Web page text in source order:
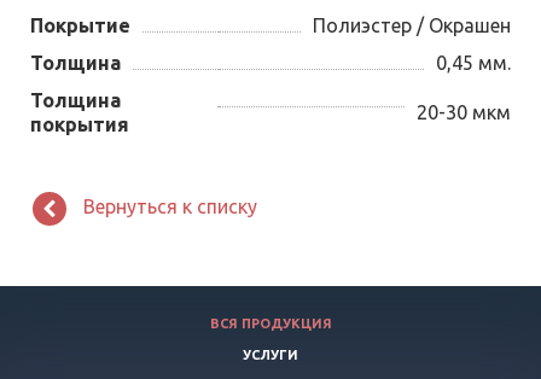
Покрытие
Полиэстер / Окрашен
Толщина
0,45 мм.
Толщина
покрытия
20-30 мкм
Вернуться к списку
ВСЯ ПРОДУКЦИЯ
УСЛУГИ